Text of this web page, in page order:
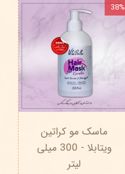
ماسک مو کراتین
ویتابلا - 300 میلی
لیتر
38%